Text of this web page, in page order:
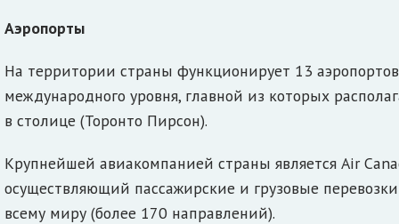
Аэропорты
На территории страны функционирует 13 аэропортов
международного уровня, главной из которых
в столице (Торонто Пирсон).
Крупнейшей авиакомпанией страны является Air
осуществляющий пассажирские и грузовые
всему миру (более 170 направлений).